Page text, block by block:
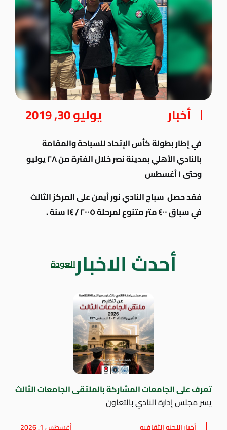
أخبار يوليو 30, 2019
في إطار بطولة كأس الإتحاد للسباحة والمقامة
بالنادي الأهلي بمدينة نصر خلال الفترة من ٢٨ يوليو
وحتى ١ أغسطس
فقد حصل سباح النادي نور أيمن على المركز الثالث
في سباق ٤٠٠ متر متنوع لمرحلة ٢٠٠٥ / ١٤ سنة .
أحدث الاخبارالعودة
تعرف على الجامعات المشاركة بالملتقى الجامعات الثالث
يسر مجلس إدارة النادي بالتعاون
أخبار اللجنه الثقافيه أغسطس 1, 2026